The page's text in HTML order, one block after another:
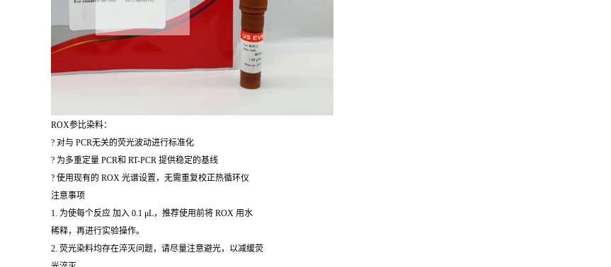
ROX参比染料：
? 对与 PCR无关的荧光波动进行标准化
? 为多重定量 PCR和 RT-PCR 提供稳定的基线
? 使用现有的 ROX 光谱设置，无需重复校正热循环仪
注意事项
1. 为使每个反应 加入 0.1 μL，推荐使用前将 ROX 用水
稀释，再进行实验操作。
2. 荧光染料均存在淬灭问题，请尽量注意避光，以减缓荧